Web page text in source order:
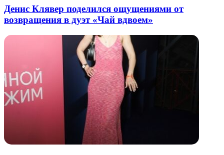
Денис Клявер поделился ощущениями от
возвращения в дуэт «Чай вдвоем»